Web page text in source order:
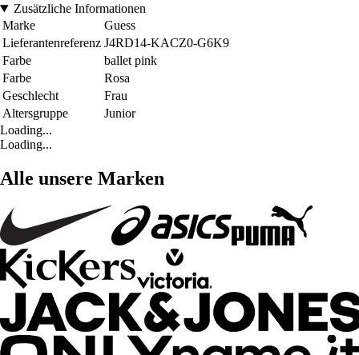
Zusätzliche Informationen
Marke
Guess
Lieferantenreferenz J4RD14-KACZ0-G6K9
Farbe
ballet pink
Farbe
Rosa
Geschlecht
Frau
Altersgruppe
Junior
Loading...
Loading...
Alle unsere Marken